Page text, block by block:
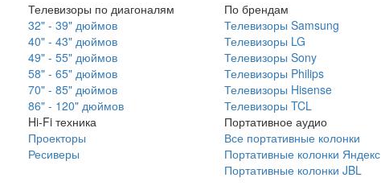
Телевизоры по диагоналям
32" - 39" дюймов
40" - 43" дюймов
49" - 55" дюймов
58" - 65" дюймов
70" - 85" дюймов
86" - 120" дюймов
Hi-Fi техника
Проекторы
Ресиверы
По брендам
Телевизоры Samsung
Телевизоры LG
Телевизоры Sony
Телевизоры Philips
Телевизоры Hisense
Телевизоры TCL
Портативное аудио
Все портативные колонки
Портативные колонки Яндекс
Портативные колонки JBL